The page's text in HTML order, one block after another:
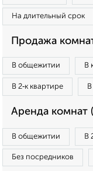
На длительный срок
Продажа
В общежитии В
В 2‑к квартире
Аренда комнат
В общежитии В
Без посредников